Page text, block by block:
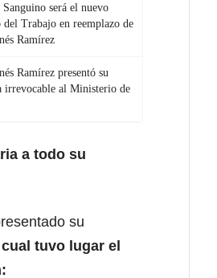
será el nuevo
Trabajo en reemplazo de
Ramírez
Ramírez presentó su
irrevocable al Ministerio de
a todo su
su
tuvo lugar el